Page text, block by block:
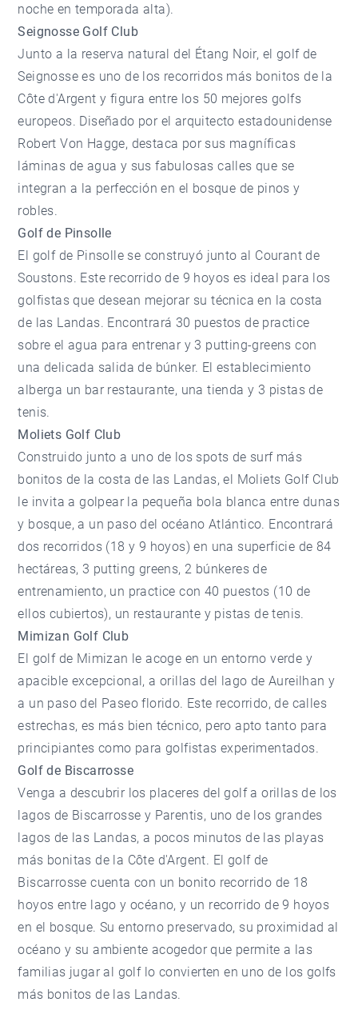
noche en temporada alta).
Seignosse Golf Club
Junto a la reserva natural del Étang Noir, el golf de
Seignosse es uno de los recorridos más bonitos de la
Côte d'Argent y figura entre los 50 mejores golfs
europeos. Diseñado por el arquitecto estadounidense
Robert Von Hagge, destaca por sus magníficas
láminas de agua y sus fabulosas calles que se
integran a la perfección en el bosque de pinos y
robles.
Golf de Pinsolle
El golf de Pinsolle se construyó junto al Courant de
Soustons. Este recorrido de 9 hoyos es ideal para los
golfistas que desean mejorar su técnica en la costa
de las Landas. Encontrará 30 puestos de practice
sobre el agua para entrenar y 3 putting-greens con
una delicada salida de búnker. El establecimiento
alberga un bar restaurante, una tienda y 3 pistas de
tenis.
Moliets Golf Club
Construido junto a uno de los spots de surf más
bonitos de la costa de las Landas, el Moliets Golf Club
le invita a golpear la pequeña bola blanca entre dunas
y bosque, a un paso del océano Atlántico. Encontrará
dos recorridos (18 y 9 hoyos) en una superficie de 84
hectáreas, 3 putting greens, 2 búnkeres de
entrenamiento, un practice con 40 puestos (10 de
ellos cubiertos), un restaurante y pistas de tenis.
Mimizan Golf Club
El golf de Mimizan le acoge en un entorno verde y
apacible excepcional, a orillas del lago de Aureilhan y
a un paso del Paseo florido. Este recorrido, de calles
estrechas, es más bien técnico, pero apto tanto para
principiantes como para golfistas experimentados.
Golf de Biscarrosse
Venga a descubrir los placeres del golf a orillas de los
lagos de Biscarrosse y Parentis, uno de los grandes
lagos de las Landas, a pocos minutos de las playas
más bonitas de la Côte d'Argent. El golf de
Biscarrosse cuenta con un bonito recorrido de 18
hoyos entre lago y océano, y un recorrido de 9 hoyos
en el bosque. Su entorno preservado, su proximidad al
océano y su ambiente acogedor que permite a las
familias jugar al golf lo convierten en uno de los golfs
más bonitos de las Landas.